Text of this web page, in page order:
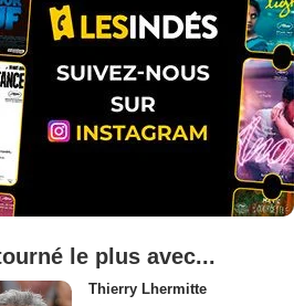
le plus avec...
Thierry Lhermitte